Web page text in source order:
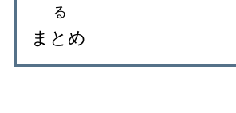
る
まとめ